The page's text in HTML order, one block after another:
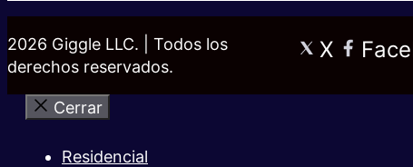
2026 Giggle LLC. | Todos los
derechos reservados.
X
Cerrar
Residencial